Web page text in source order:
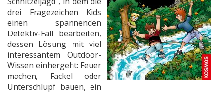
drei Fragezeichen Kids
einen spannenden
Detektiv-Fall bearbeiten,
dessen Lösung mit viel
interessantem Outdoor-
Wissen einhergeht: Feuer
machen, Fackel oder
Unterschlupf bauen, ein